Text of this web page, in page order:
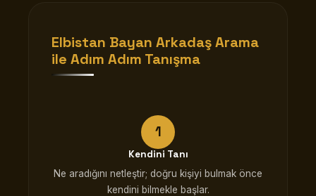
Elbistan Bayan Arkadaş Arama
ile Adım Adım Tanışma
Kendini Tanı
Ne aradığını netleştir; doğru kişiyi bulmak önce
kendini bilmekle başlar.